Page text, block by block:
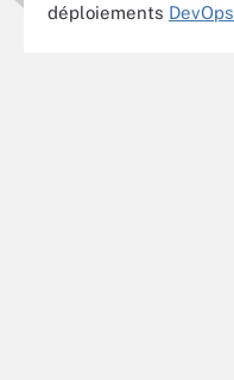
déploiements DevOps